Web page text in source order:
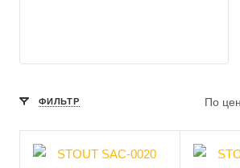
ФИЛЬТР